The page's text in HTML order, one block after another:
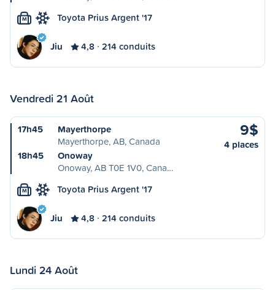
M Toyota Prius Argent '17
Jiu 4,8 214 conduits
Vendredi 21 Août
17h45
Mayerthorpe
Mayerthorpe, AB, Canada
18h45
Onoway
Onoway, AB T0E 1V0, Cana…
9$
4 places
M Toyota Prius Argent '17
Jiu 4,8 214 conduits
Lundi 24 Août